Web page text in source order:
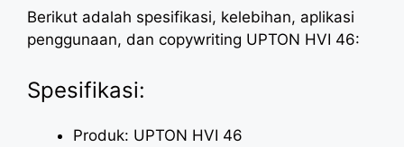
Berikut adalah spesifikasi, kelebihan, aplikasi
penggunaan, dan copywriting UPTON HVI 46:
Spesifikasi:
Produk: UPTON HVI 46